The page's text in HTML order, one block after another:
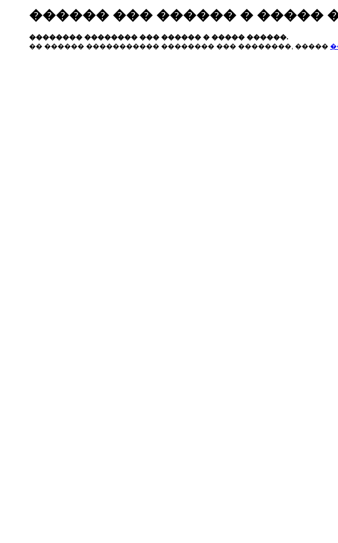
������ ��� ������ � �����
�������� �������� ��� ������ � ����� ������.
�� ������ ����������� �������� ��� ��������, �����